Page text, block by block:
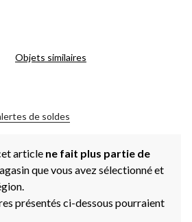
Objets similaires
de soldes
article ne fait plus partie de
que vous avez sélectionné et
présentés ci-dessous pourraient